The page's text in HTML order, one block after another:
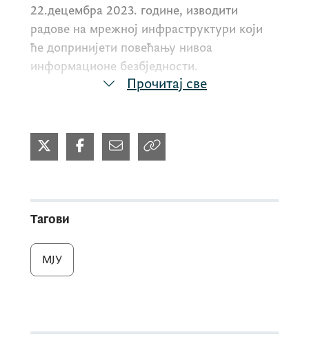
22.децембра 2023. године, изводити
радове на мрежној инфраструктури који
ће допринијети повећању нивоа
информационе безбједности.
доћи до краткотрајног прекида у раду
сервиса у периоду од 15 до 21 час.
Прочитај све
Тагови
МЈУ